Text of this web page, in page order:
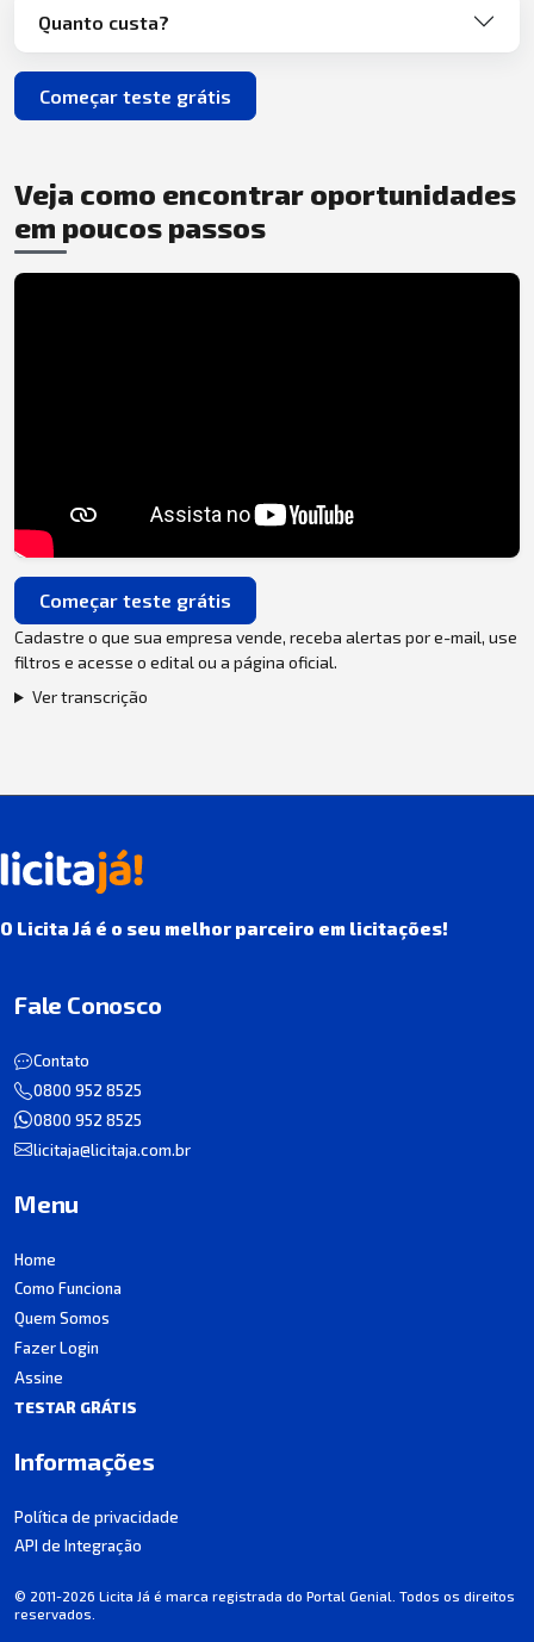
Quanto custa?
Começar teste grátis
Veja como encontrar oportunidades
em poucos passos
Começar teste grátis
Cadastre o que sua empresa vende, receba alertas por e-mail, use
filtros e acesse o edital ou a página oficial.
Ver transcrição
O Licita Já é o seu melhor parceiro em licitações!
Fale Conosco
Contato
0800 952 8525
0800 952 8525
licitaja@licitaja.com.br
Menu
Home
Como Funciona
Quem Somos
Fazer Login
Assine
TESTAR GRÁTIS
Informações
Política de privacidade
API de Integração
© 2011-2026 Licita Já é marca registrada do Portal Genial. Todos os direitos
reservados.